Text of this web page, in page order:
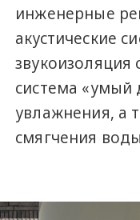
инженерные
акустические
звукоизоляция
система «умый
увлажнения, а
смягчения